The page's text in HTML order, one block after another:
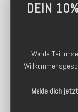
DEIN
Werde Teil
Melde dich